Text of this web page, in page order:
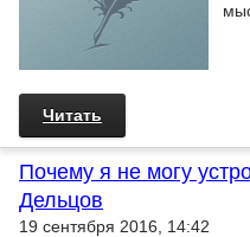
Читать
Почему я не могу
Дельцов
19 сентября 2016, 14:42